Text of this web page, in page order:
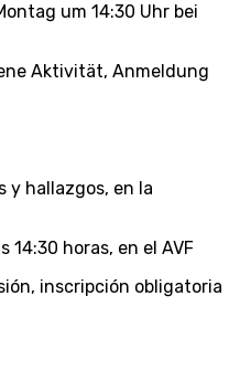
um 14:30 Uhr bei
Aktivität, Anmeldung
y hallazgos, en la
14:30 horas, en el AVF
inscripción obligatoria